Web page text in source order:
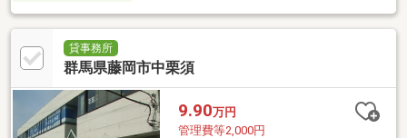
貸事務所
群馬県藤岡市中栗須
9.90万円
管理費等2,000円